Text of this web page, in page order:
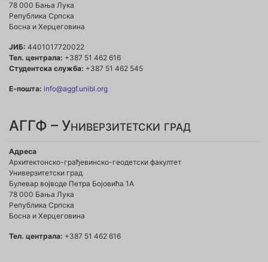
78 000 Бања Лука
Република Српска
Босна и Херцеговина
ЈИБ: 4401017720022
Тел. централа: +387 51 462 616
Студентска служба: +387 51 462 545
Е-пошта: info@aggf.unibl.org
АГГФ – Универзитетски град
Адреса
Архитектонско-грађевинско-геодетски факултет
Универзитетски град
Булевар војводе Петра Бојовића 1A
78 000 Бања Лука
Република Српска
Босна и Херцеговина
Тел. централа: +387 51 462 616